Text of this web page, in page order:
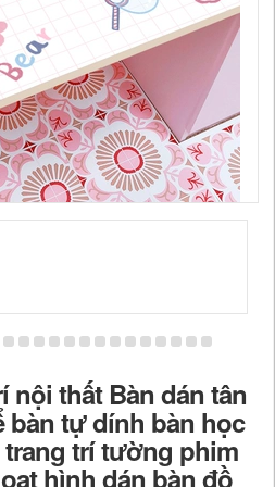
nội thất Bàn dán tân
bàn tự dính bàn học
trí tường phim
hình dán bàn đồ